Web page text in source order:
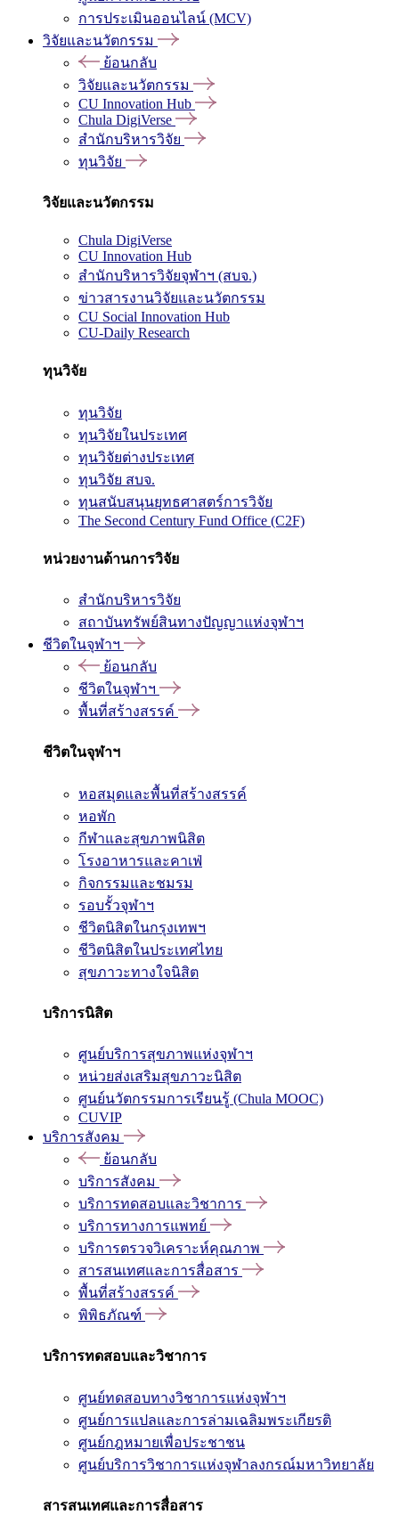
การประเมินออนไลน์ (MCV)
วิจัยและนวัตกรรม
ย้อนกลับ
วิจัยและนวัตกรรม
CU Innovation Hub
Chula DigiVerse
สำนักบริหารวิจัย
ทุนวิจัย
วิจัยและนวัตกรรม
Chula DigiVerse
CU Innovation Hub
สำนักบริหารวิจัยจุฬาฯ (สบจ.)
ข่าวสารงานวิจัยและนวัตกรรม
CU Social Innovation Hub
CU-Daily Research
ทุนวิจัย
ทุนวิจัย
ทุนวิจัยในประเทศ
ทุนวิจัยต่างประเทศ
ทุนวิจัย สบจ.
ทุนสนับสนุนยุทธศาสตร์การวิจัย
The Second Century Fund Office (C2F)
หน่วยงานด้านการวิจัย
สำนักบริหารวิจัย
สถาบันทรัพย์สินทางปัญญาแห่งจุฬาฯ
ชีวิตในจุฬาฯ
ย้อนกลับ
ชีวิตในจุฬาฯ
พื้นที่สร้างสรรค์
ชีวิตในจุฬาฯ
หอสมุดและพื้นที่สร้างสรรค์
หอพัก
กีฬาและสุขภาพนิสิต
โรงอาหารและคาเฟ่
กิจกรรมและชมรม
รอบรั้วจุฬาฯ
ชีวิตนิสิตในกรุงเทพฯ
ชีวิตนิสิตในประเทศไทย
สุขภาวะทางใจนิสิต
บริการนิสิต
ศูนย์บริการสุขภาพแห่งจุฬาฯ
หน่วยส่งเสริมสุขภาวะนิสิต
ศูนย์นวัตกรรมการเรียนรู้ (Chula MOOC)
CUVIP
บริการสังคม
ย้อนกลับ
บริการสังคม
บริการทดสอบและวิชาการ
บริการทางการแพทย์
บริการตรวจวิเคราะห์คุณภาพ
สารสนเทศและการสื่อสาร
พื้นที่สร้างสรรค์
พิพิธภัณฑ์
บริการทดสอบและวิชาการ
ศูนย์ทดสอบทางวิชาการแห่งจุฬาฯ
ศูนย์การแปลและการล่ามเฉลิมพระเกียรติ
ศูนย์กฎหมายเพื่อประชาชน
ศูนย์บริการวิชาการแห่งจุฬาลงกรณ์มหาวิทยาลัย
สารสนเทศและการสื่อสาร